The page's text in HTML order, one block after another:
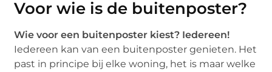
Voor wie is de buitenposter?
Wie voor een buitenposter kiest? Iedereen!
Iedereen kan van een buitenposter genieten. Het
past in principe bij elke woning, het is maar welke